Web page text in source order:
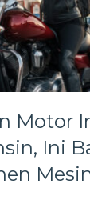
Motor
Ini